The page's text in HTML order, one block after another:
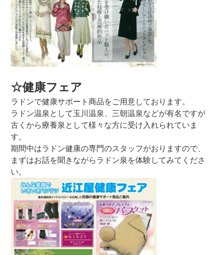
☆健康フェア
ラドンで健康サポート商品をご用意しております。
ラドン温泉として玉川温泉、三朝温泉などが有名ですが
古くから療養泉として様々な方に受け入れられていま
す。
期間中はラドン健康の専門のスタッフがおりますので、
まずはお話を聞きながらラドン泉を体験してみてくださ
い。